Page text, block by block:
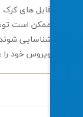
های کرک به دلیل
است توسط آنتی
شوند در این
خود را غیر فعال